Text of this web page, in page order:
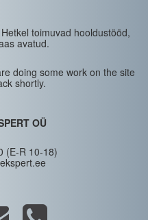
toimuvad hooldustööd,
avatud.
doing some work on the site
shortly.
OÜ
(E-R 10-18)